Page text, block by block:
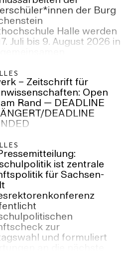
der Burg
Halle werden
Juli bis 9. August 2026 in
gezeigt.
– Zeitschrift für
Open
Rand — DEADLINE
DEADLINE
ist zentrale
für Sachsen-
zur
und formuliert